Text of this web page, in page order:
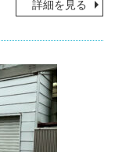
詳細を見る